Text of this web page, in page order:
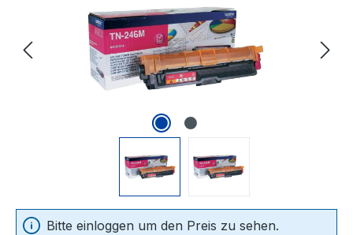
Bitte einloggen um den Preis zu sehen.